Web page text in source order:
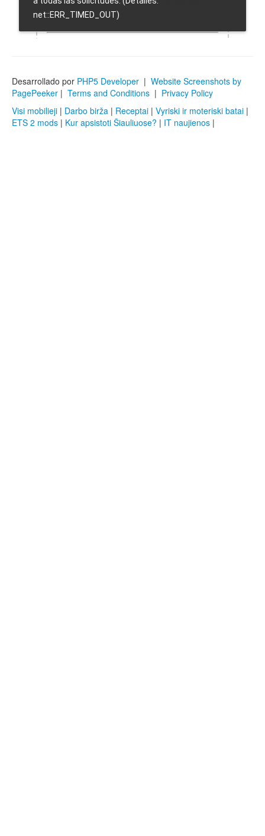
Desarrollado por PHP5 Developer | Website Screenshots by
PagePeeker | Terms and Conditions | Privacy Policy
Visi mobilieji | Darbo birža | Receptai | Vyriski ir moteriski batai |
ETS 2 mods | Kur apsistoti Šiauliuose? | IT naujienos |